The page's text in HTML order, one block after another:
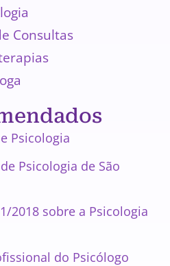
Consultas
Psicologia
Psicologia de São
2018 sobre a Psicologia
do Psicólogo